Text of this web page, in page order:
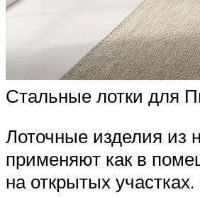
Стальные лотки для
Лоточные изделия из
применяют как в
на открытых